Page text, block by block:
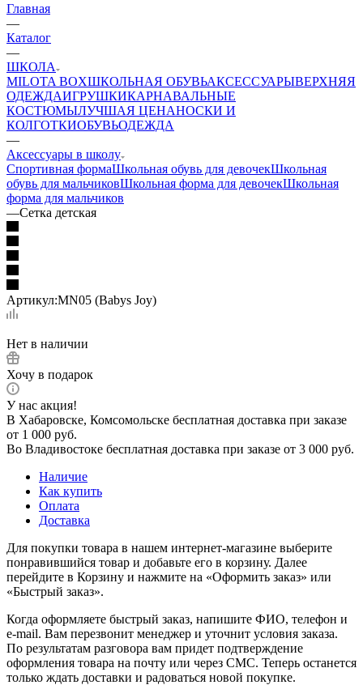
Главная
—
Каталог
—
ШКОЛА
MILOTA BOXШКОЛЬНАЯ ОБУВЬАКСЕССУАРЫВЕРХНЯЯ
ОДЕЖДАИГРУШКИКАРНАВАЛЬНЫЕ
КОСТЮМЫЛУЧШАЯ ЦЕНАНОСКИ И
КОЛГОТКИОБУВЬОДЕЖДА
—
Аксессуары в школу
Спортивная формаШкольная обувь для девочекШкольная
обувь для мальчиковШкольная форма для девочекШкольная
форма для мальчиков
—Сетка детская
Артикул:MN05 (Babys Joy)
Нет в наличии
Хочу в подарок
У нас акция!
В Хабаровске, Комсомольске бесплатная доставка при заказе
от 1 000 руб.
Во Владивостоке бесплатная доставка при заказе от 3 000 руб.
Наличие
Как купить
Оплата
Доставка
Для покупки товара в нашем интернет-магазине выберите
понравившийся товар и добавьте его в корзину. Далее
перейдите в Корзину и нажмите на «Оформить заказ» или
«Быстрый заказ».
Когда оформляете быстрый заказ, напишите ФИО, телефон и
e-mail. Вам перезвонит менеджер и уточнит условия заказа.
По результатам разговора вам придет подтверждение
оформления товара на почту или через СМС. Теперь останется
только ждать доставки и радоваться новой покупке.